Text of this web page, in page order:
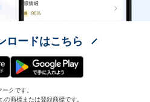
ロードはこちら
クです。
商標または登録商標です。